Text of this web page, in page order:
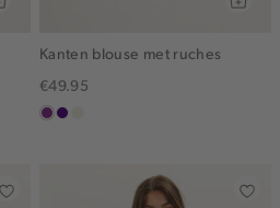
Kanten blouse met ruches
€49.95
middenpaars
indigo